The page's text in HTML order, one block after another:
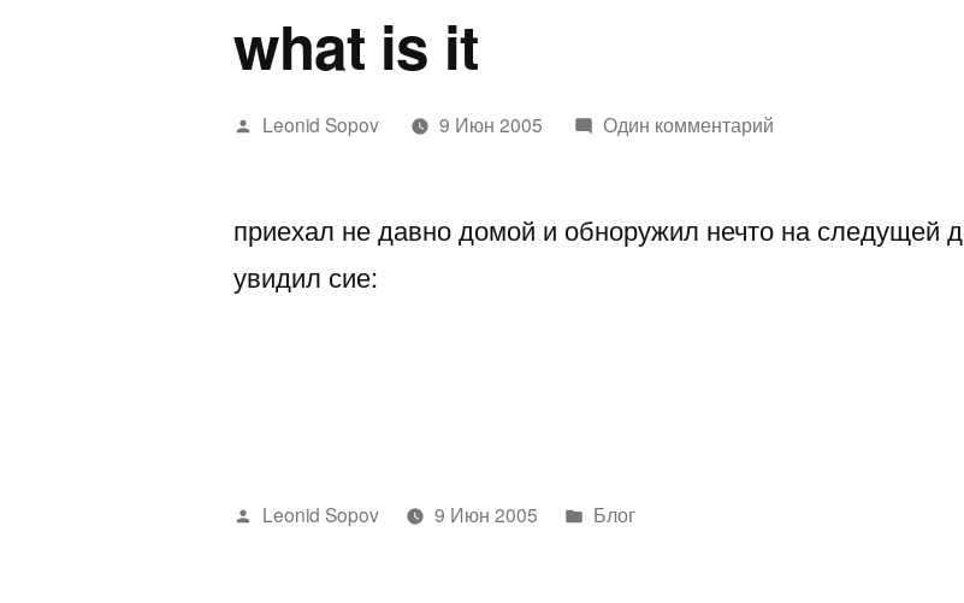
what is it
Написано
Leonid Sopov 9 Июн 2005 Один комментарий
приехал не давно домой и обноружил нечто на следущей
увидил сие:
Написано
Leonid Sopov 9 Июн 2005
Написано
Блог